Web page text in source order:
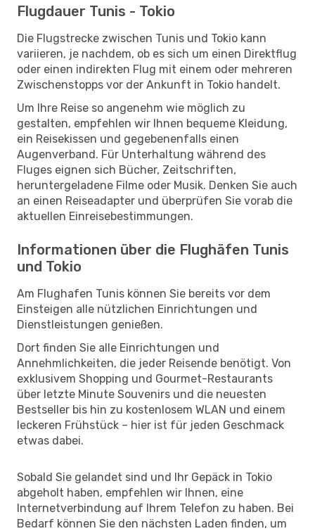
Flugdauer Tunis - Tokio
Die Flugstrecke zwischen Tunis und Tokio kann
variieren, je nachdem, ob es sich um einen Direktflug
oder einen indirekten Flug mit einem oder mehreren
Zwischenstopps vor der Ankunft in Tokio handelt.
Um Ihre Reise so angenehm wie möglich zu
gestalten, empfehlen wir Ihnen bequeme Kleidung,
ein Reisekissen und gegebenenfalls einen
Augenverband. Für Unterhaltung während des
Fluges eignen sich Bücher, Zeitschriften,
heruntergeladene Filme oder Musik. Denken Sie auch
an einen Reiseadapter und überprüfen Sie vorab die
aktuellen Einreisebestimmungen.
Informationen über die Flughäfen Tunis
und Tokio
Am Flughafen Tunis können Sie bereits vor dem
Einsteigen alle nützlichen Einrichtungen und
Dienstleistungen genießen.
Dort finden Sie alle Einrichtungen und
Annehmlichkeiten, die jeder Reisende benötigt. Von
exklusivem Shopping und Gourmet-Restaurants
über letzte Minute Souvenirs und die neuesten
Bestseller bis hin zu kostenlosem WLAN und einem
leckeren Frühstück – hier ist für jeden Geschmack
etwas dabei.
Sobald Sie gelandet sind und Ihr Gepäck in Tokio
abgeholt haben, empfehlen wir Ihnen, eine
Internetverbindung auf Ihrem Telefon zu haben. Bei
Bedarf können Sie den nächsten Laden finden, um